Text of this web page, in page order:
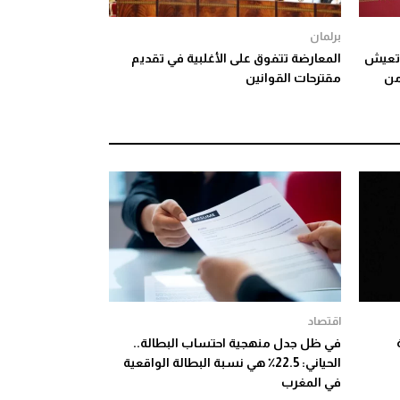
تعيش
برلمان
المعارضة تتفوق على الأغلبية في تقديم
مقترحات القوانين
اقتصاد
في ظل جدل منهجية احتساب البطالة..
الحياني: 22.5٪ هي نسبة البطالة الواقعية
في المغرب